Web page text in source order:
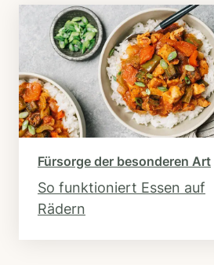
Fürsorge der besonderen Art
So funktioniert Essen auf
Rädern